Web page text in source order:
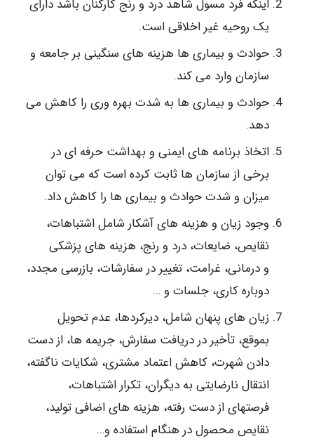
اینکه فرد مسول شاهد درد و رنج کارکنان باشد دارای
یک روحیه غیر اخلاقی است.
حوادث و بیماری ها هزینه های سنگینی بر جامعه و
سازمان وارد می کند.
حوادث و بیماری ها به شدت بهره وری را کاهش می
دهد.
اتخاذ برنامه های ایمنی و بهداشت حرفه ای در
برخی از سازمان ها ثابت کرده است که می توان
میزان و شدت حوادث و بیماری ها را کاهش داد.
وجود زیان و هزینه های آشکار شامل اشتباهات،
نقایص، ضایعات، درد و رنج، هزینه های پزشکی
و درمانی، غرامت، تغییر در سفارشات، بازرسی مجدد،
دوباره کاری، جلسات و …
زیان های پنهان شامل، دیرکردها، عدم تحویل
بموقع، تأخیر در دریافت سفارش، جریمه ها، از دست
دادن شهرت، کاهش اعتماد مشتری، شکایات ناگفته،
انتقال نارضایتی به دیگران، تکرار اشتباهات،
فرصتهای از دست رفته، هزینه های اضافی تولید،
نقایص محصول در هنگام استفاده و…